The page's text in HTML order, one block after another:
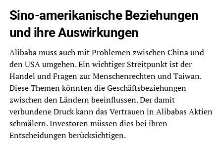
Sino-amerikanische Beziehungen
und ihre Auswirkungen
Alibaba muss auch mit Problemen zwischen China und
den USA umgehen. Ein wichtiger Streitpunkt ist der
Handel und Fragen zur Menschenrechten und Taiwan.
Diese Themen könnten die Geschäftsbeziehungen
zwischen den Ländern beeinflussen. Der damit
verbundene Druck kann das Vertrauen in Alibabas Aktien
schmälern. Investoren müssen dies bei ihren
Entscheidungen berücksichtigen.